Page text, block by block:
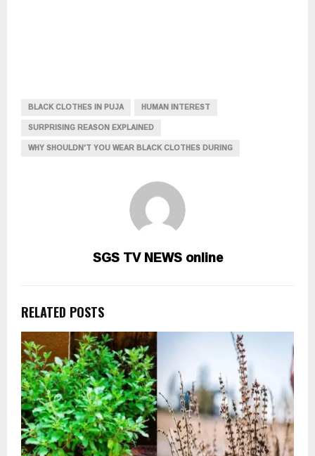
BLACK CLOTHES IN PUJA
HUMAN INTEREST
SURPRISING REASON EXPLAINED
WHY SHOULDN'T YOU WEAR BLACK CLOTHES DURING
SGS TV NEWS online
RELATED POSTS